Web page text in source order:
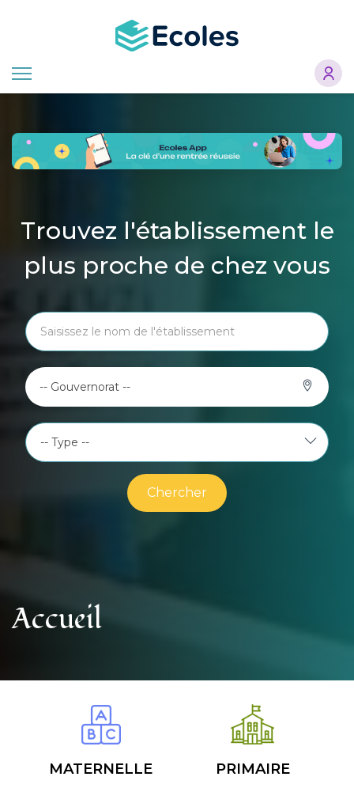
principal
Trouvez l'établissement le
plus proche de chez vous
-- Gouvernorat --
Chercher
Accueil
MATERNELLE PRIMAIRE